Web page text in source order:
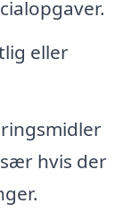
eller
hvis der